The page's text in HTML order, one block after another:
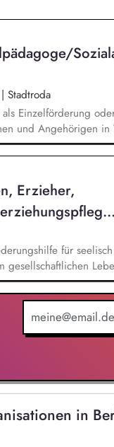
| Stadtroda
Einzelförderung
und Angehörigen
mit
der Therapie
von Einzel-
und Sozialtraining
Erzieher,
für
gesellschaftlichen
mit dem Kostenträger
in